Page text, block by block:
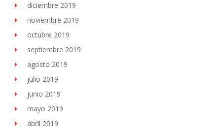
diciembre 2019
noviembre 2019
octubre 2019
septiembre 2019
agosto 2019
julio 2019
junio 2019
mayo 2019
abril 2019